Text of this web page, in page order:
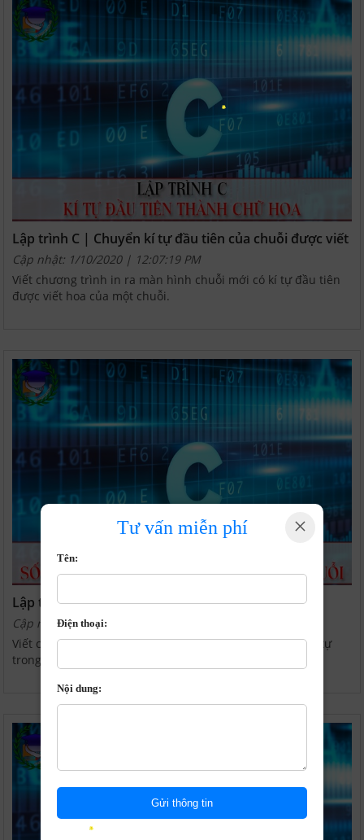
Tư vấn miễn phí ×
Tên:
Điện thoại:
Nội dung:
Lập trình C | Chuyển kí tự đầu tiên của chuỗi được viết
hoa
Cập nhật: 1/10/2020 | 12:07:19 PM
Viết chương trình in ra màn hình chuỗi mới có kí tự đầu tiên
được viết hoa của một chuỗi.
Lập trình C | Số lần xuất hiện của kí tự
Cập nhật: 1/10/2020 | 11:38:18 AM
Viết chương trình in ra màn hình số lần xuất hiện của kí tự
trong chuỗi.